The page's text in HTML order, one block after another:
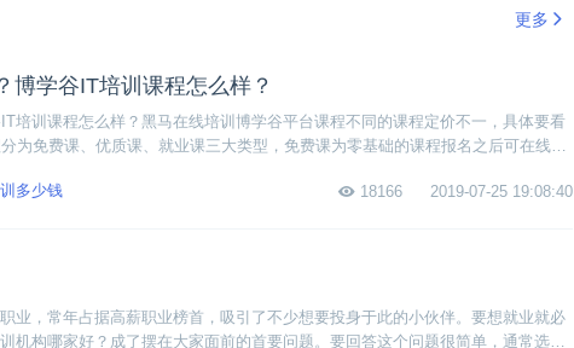
更多
博学谷IT培训课程怎么样？
培训课程怎么样？黑马在线培训博学谷平台课程不同的课程定价不一，具体要看
为免费课、优质课、就业课三大类型，免费课为零基础的课程报名之后可在线学
18166 2019-07-25 19:08:40
多少钱
业，常年占据高薪职业榜首，吸引了不少想要投身于此的小伙伴。要想就业就必
机构哪家好？成了摆在大家面前的首要问题。要回答这个问题很简单，通常选择I